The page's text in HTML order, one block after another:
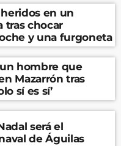
en un
tras chocar
y una furgoneta
hombre que
Mazarrón tras
sí es sí’
será el
de Águilas